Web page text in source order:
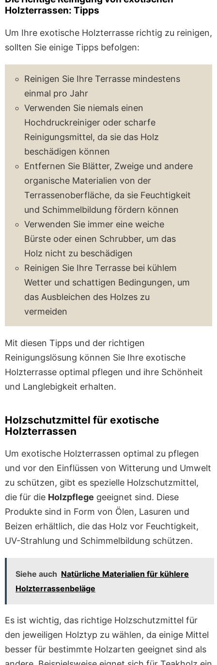
Holzterrassen: Tipps
Um Ihre exotische Holzterrasse richtig zu reinigen,
sollten Sie einige Tipps befolgen:
Reinigen Sie Ihre Terrasse mindestens
einmal pro Jahr
Verwenden Sie niemals einen
Hochdruckreiniger oder scharfe
Reinigungsmittel, da sie das Holz
beschädigen können
Entfernen Sie Blätter, Zweige und andere
organische Materialien von der
Terrassenoberfläche, da sie Feuchtigkeit
und Schimmelbildung fördern können
Verwenden Sie immer eine weiche
Bürste oder einen Schrubber, um das
Holz nicht zu beschädigen
Reinigen Sie Ihre Terrasse bei kühlem
Wetter und schattigen Bedingungen, um
das Ausbleichen des Holzes zu
vermeiden
Mit diesen Tipps und der richtigen
Reinigungslösung können Sie Ihre exotische
Holzterrasse optimal pflegen und ihre Schönheit
und Langlebigkeit erhalten.
Holzschutzmittel für exotische
Holzterrassen
Um exotische Holzterrassen optimal zu pflegen
und vor den Einflüssen von Witterung und Umwelt
zu schützen, gibt es spezielle Holzschutzmittel,
die für die Holzpflege geeignet sind. Diese
Produkte sind in Form von Ölen, Lasuren und
Beizen erhältlich, die das Holz vor Feuchtigkeit,
UV-Strahlung und Schimmelbildung schützen.
Siehe auch Natürliche Materialien für kühlere
Holzterrassenbeläge
Es ist wichtig, das richtige Holzschutzmittel für
den jeweiligen Holztyp zu wählen, da einige Mittel
besser für bestimmte Holzarten geeignet sind als